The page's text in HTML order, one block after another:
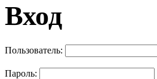
Вход
Пользователь:
Пароль: